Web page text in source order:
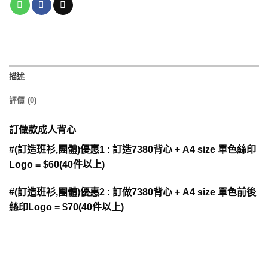
描述
評價 (0)
訂做款成人背心
#(訂造班衫,團體)優惠1 : 訂造7380背心 + A4 size 單色絲印
Logo = $60(40件以上)
#(訂造班衫,團體)優惠2 : 訂做7380背心 + A4 size 單色前後
絲印Logo = $70(40件以上)